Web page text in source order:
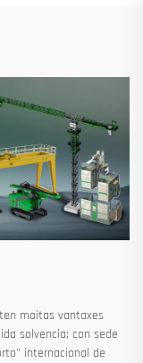
moitas vantaxes
solvencia; con sede
internacional de